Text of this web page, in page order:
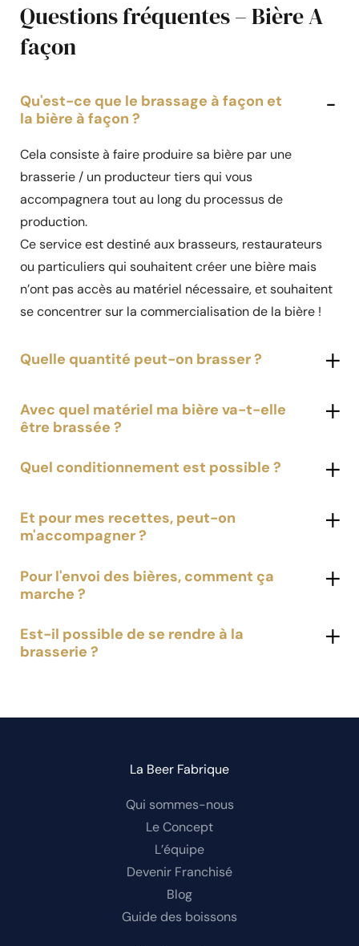
Questions fréquentes – Bière A
façon
Qu'est-ce que le brassage à façon et
la bière à façon ?
Cela consiste à faire produire sa bière par une
brasserie / un producteur tiers qui vous
accompagnera tout au long du processus de
production.
Ce service est destiné aux brasseurs, restaurateurs
ou particuliers qui souhaitent créer une bière mais
n’ont pas accès au matériel nécessaire, et souhaitent
se concentrer sur la commercialisation de la bière !
Quelle quantité peut-on brasser ?
Avec quel matériel ma bière va-t-elle
être brassée ?
Quel conditionnement est possible ?
Et pour mes recettes, peut-on
m'accompagner ?
Pour l'envoi des bières, comment ça
marche ?
Est-il possible de se rendre à la
brasserie ?
La Beer Fabrique
Qui sommes-nous
Le Concept
L’équipe
Devenir Franchisé
Blog
Guide des boissons